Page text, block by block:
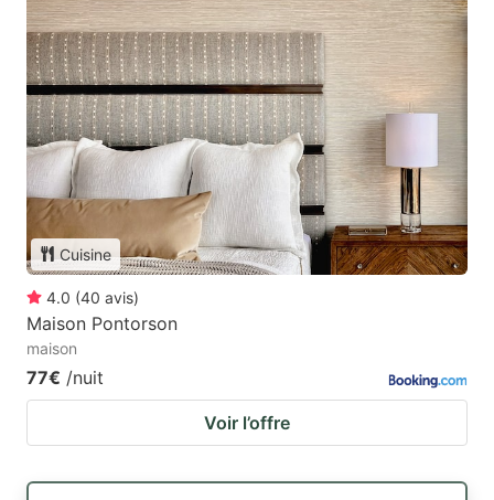
Cuisine
4.0 (40 avis)
Maison Pontorson
maison
77€ /nuit
Voir l’offre